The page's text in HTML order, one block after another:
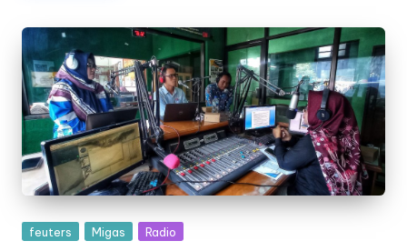
Posted
feuters Migas Radio